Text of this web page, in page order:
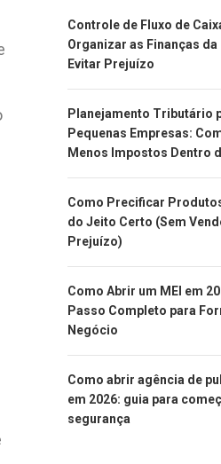
Controle de Fluxo de
Organizar as Finanças da
Evitar Prejuízo
Planejamento Tributário
Pequenas Empresas:
Menos Impostos Dentro
Como Precificar
do Jeito Certo (Sem
Prejuízo)
Como Abrir um MEI em
Passo Completo para
Negócio
Como abrir agência de
em 2026: guia para
segurança